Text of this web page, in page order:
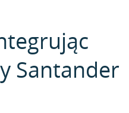
Santander